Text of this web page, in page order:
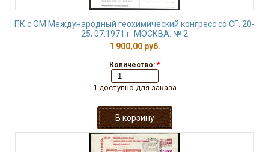
ПК с ОМ Международный геохимический конгресс со СГ. 20-
25, 07.1971 г. МОСКВА. № 2
1 900,00 руб.
Количество: *
1 доступно для заказа